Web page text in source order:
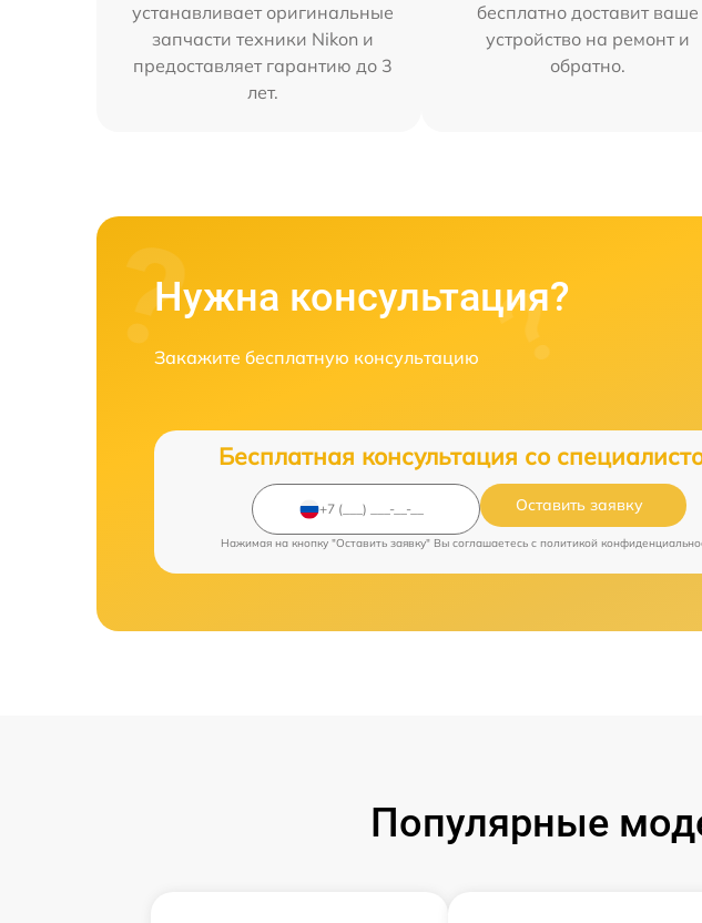
устанавливает оригинальные
запчасти техники Nikon и
предоставляет гарантию до 3
лет.
бесплатно доставит ваше
устройство на ремонт и
обратно.
Нужна консультация?
Закажите бесплатную консультацию
Бесплатная консультация со
Оставить заявку
Нажимая на кнопку "Оставить заявку" Вы соглашаетесь c политикой
Популярные